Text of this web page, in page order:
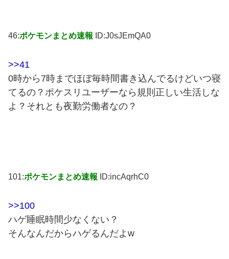
46:ポケモンまとめ速報 ID:J0sJEmQA0
>>41
0時から7時までほぼ毎時間書き込んでるけどいつ寝
てるの？ポケスリユーザーなら規則正しい生活しな
よ？それとも夜勤労働者なの？
101:ポケモンまとめ速報 ID:incAqrhC0
>>100
ハゲ睡眠時間少なくない？
そんなんだからハゲるんだよw